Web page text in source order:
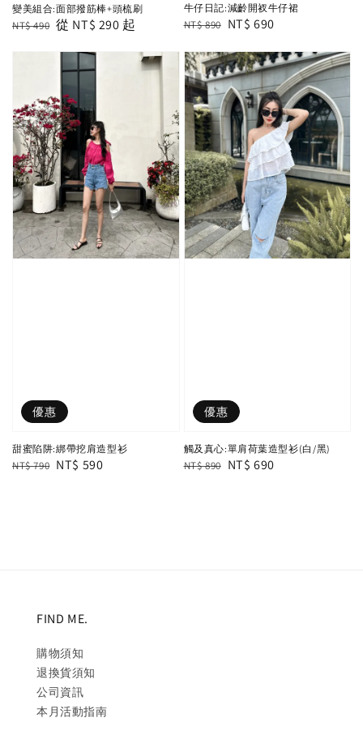
變美組合:面部撥筋棒+頭梳刷
Regular
NT$ 490 Sale
從 NT$ 290 起
牛仔日記:減齡開衩牛仔裙
Regular
NT$ 890 Sale
NT$ 690
優惠
甜蜜陷阱:綁帶挖肩造型衫
Regular
NT$ 790 Sale
NT$ 590
優惠
觸及真心:單肩荷葉造型衫(白/黑)
Regular
NT$ 890 Sale
NT$ 690
FIND ME.
購物須知
退換貨須知
公司資訊
本月活動指南